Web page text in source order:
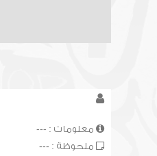
معلومات : ---
ملحوظة : ---